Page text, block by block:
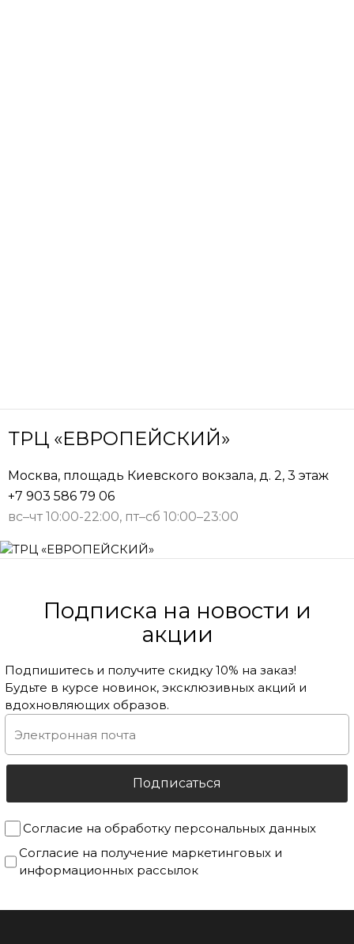
ТРЦ «ЕВРОПЕЙСКИЙ»
Москва, площадь Киевского вокзала, д. 2, 3 этаж
+7 903 586 79 06
вс–чт 10:00-22:00, пт–сб 10:00–23:00
Подписка на новости и
акции
Подпишитесь и получите скидку 10% на заказ!
Будьте в курсе новинок, эксклюзивных акций и
вдохновляющих образов.
Согласие на обработку персональных данных
Согласие на получение маркетинговых и
информационных рассылок